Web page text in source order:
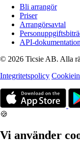
Bli arrangör
Priser
Arrangörsavtal
API-dokumentation
© 2026 Ticsie AB. Alla
Integritetspolicy
🍪
Vi använder